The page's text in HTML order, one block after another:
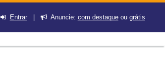
Entrar| Anuncie: com destaqueou grátis